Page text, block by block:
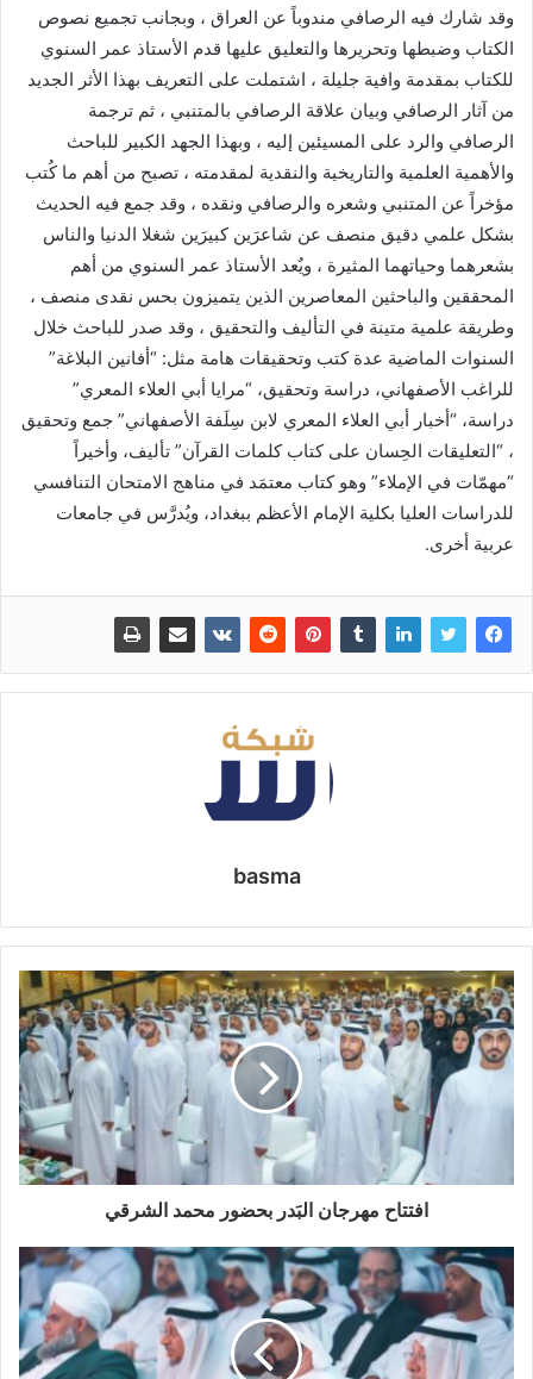
وقد شارك فيه الرصافي مندوباً عن العراق ، وبجانب تجميع نصوص
الكتاب وضبطها وتحريرها والتعليق عليها قدم الأستاذ عمر السنوي
للكتاب بمقدمة وافية جليلة ، اشتملت على التعريف بهذا الأثر الجديد
من آثار الرصافي وبيان علاقة الرصافي بالمتنبي ، ثم ترجمة
الرصافي والرد على المسيئين إليه ، وبهذا الجهد الكبير للباحث
والأهمية العلمية والتاريخية والنقدية لمقدمته ، تصبح من أهم ما كُتب
مؤخراً عن المتنبي وشعره والرصافي ونقده ، وقد جمع فيه الحديث
بشكل علمي دقيق منصف عن شاعرَين كبيرَين شغلا الدنيا والناس
بشعرهما وحياتهما المثيرة ، ويٌعد الأستاذ عمر السنوي من أهم
المحققين والباحثين المعاصرين الذين يتميزون بحس نقدى منصف ،
وطريقة علمية متينة في التأليف والتحقيق ، وقد صدر للباحث خلال
السنوات الماضية عدة كتب وتحقيقات هامة مثل: “أفانين البلاغة”
للراغب الأصفهاني، دراسة وتحقيق، “مرايا أبي العلاء المعري”
دراسة، “أخبار أبي العلاء المعري لابن سِلَفة الأصفهاني” جمع وتحقيق
، “التعليقات الحِسان على كتاب كلمات القرآن” تأليف، وأخيراً
“مهمّات في الإملاء” وهو كتاب معتمَد في مناهج الامتحان التنافسي
للدراسات العليا بكلية الإمام الأعظم ببغداد، ويُدرَّس في جامعات
عربية أخرى.
basma
افتتاح مهرجان البَدر بحضور محمد الشرقي